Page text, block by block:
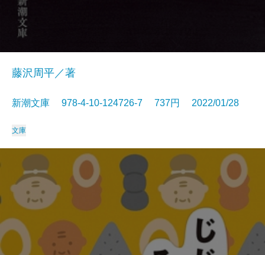
藤沢周平／著
新潮文庫 978-4-10-124726-7 737円 2022/01/28
文庫